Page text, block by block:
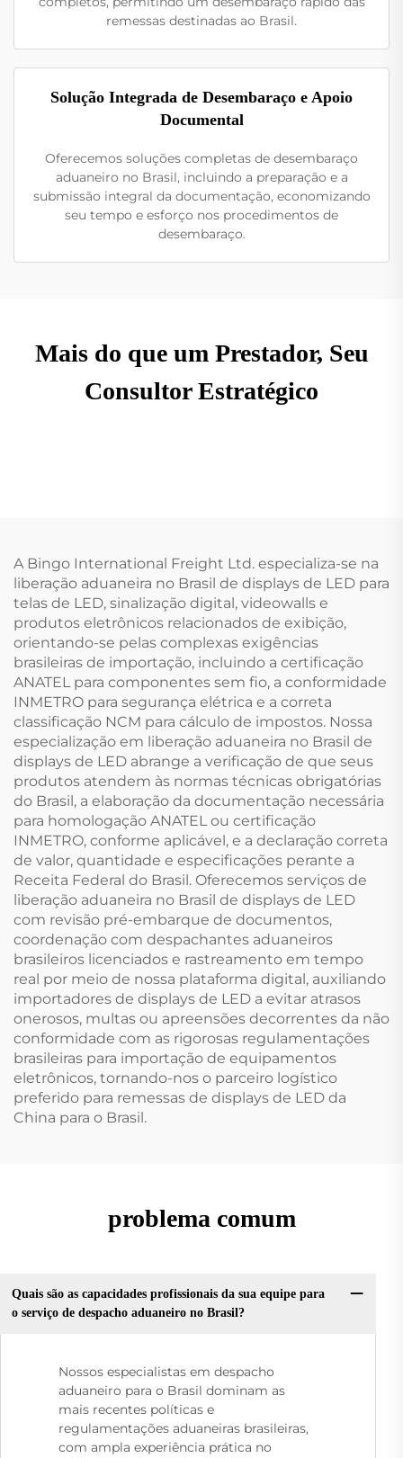
remessas destinadas ao Brasil.
Solução Integrada de Desembaraço e Apoio
Documental
Oferecemos soluções completas de desembaraço
aduaneiro no Brasil, incluindo a preparação e a
submissão integral da documentação, economizando
seu tempo e esforço nos procedimentos de
desembaraço.
Mais do que um Prestador, Seu
Consultor Estratégico
A Bingo International Freight Ltd. especializa-se na
liberação aduaneira no Brasil de displays de LED para
telas de LED, sinalização digital, videowalls e
produtos eletrônicos relacionados de exibição,
orientando-se pelas complexas exigências
brasileiras de importação, incluindo a certificação
ANATEL para componentes sem fio, a conformidade
INMETRO para segurança elétrica e a correta
classificação NCM para cálculo de impostos. Nossa
especialização em liberação aduaneira no Brasil de
displays de LED abrange a verificação de que seus
produtos atendem às normas técnicas obrigatórias
do Brasil, a elaboração da documentação necessária
para homologação ANATEL ou certificação
INMETRO, conforme aplicável, e a declaração correta
de valor, quantidade e especificações perante a
Receita Federal do Brasil. Oferecemos serviços de
liberação aduaneira no Brasil de displays de LED
com revisão pré-embarque de documentos,
coordenação com despachantes aduaneiros
brasileiros licenciados e rastreamento em tempo
real por meio de nossa plataforma digital, auxiliando
importadores de displays de LED a evitar atrasos
onerosos, multas ou apreensões decorrentes da não
conformidade com as rigorosas regulamentações
brasileiras para importação de equipamentos
eletrônicos, tornando-nos o parceiro logístico
preferido para remessas de displays de LED da
China para o Brasil.
problema comum
Quais são as capacidades profissionais da sua equipe para
o serviço de despacho aduaneiro no Brasil?
Nossos especialistas em despacho
aduaneiro para o Brasil dominam as
mais recentes políticas e
regulamentações aduaneiras brasileiras,
com ampla experiência prática no